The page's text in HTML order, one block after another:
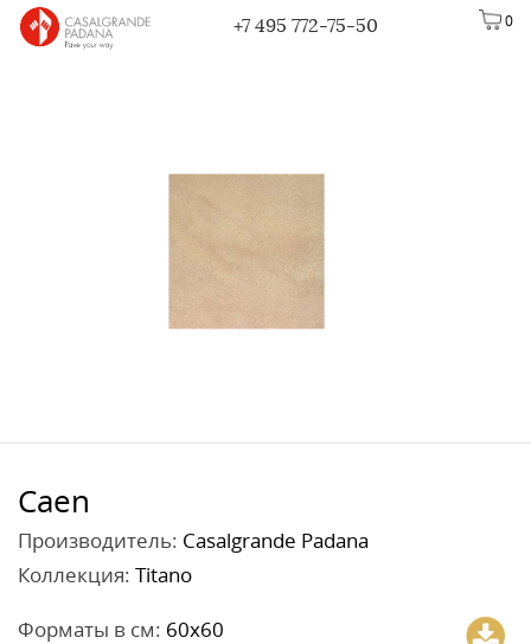
0
+7 495 772-75-50
Caen
Производитель: Casalgrande Padana
Коллекция: Titano
Форматы в см: 60x60